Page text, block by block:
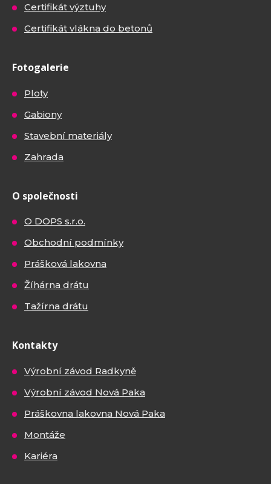
Certifikát výztuhy
Certifikát vlákna do betonů
Fotogalerie
Ploty
Gabiony
Stavební materiály
Zahrada
O společnosti
O DOPS s.r.o.
Obchodní podmínky
Prášková lakovna
Žíhárna drátu
Tažírna drátu
Kontakty
Výrobní závod Radkyně
Výrobní závod Nová Paka
Práškovna lakovna Nová Paka
Montáže
Kariéra